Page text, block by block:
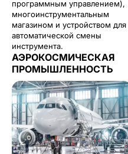
программным управлением),
многоинструментальным
магазином и устройством для
автоматической смены
инструмента.
АЭРОКОСМИЧЕСКАЯ
ПРОМЫШЛЕННОСТЬ